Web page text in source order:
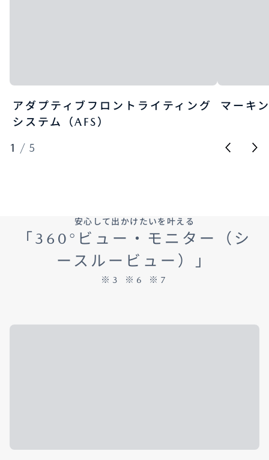
アダプティブフロントライティング
システム（AFS）​
マーキ
1 / 5
安心して出かけたいを叶える
「360°ビュー・モニター（シ
ースルービュー）」
※3 ※6 ※7